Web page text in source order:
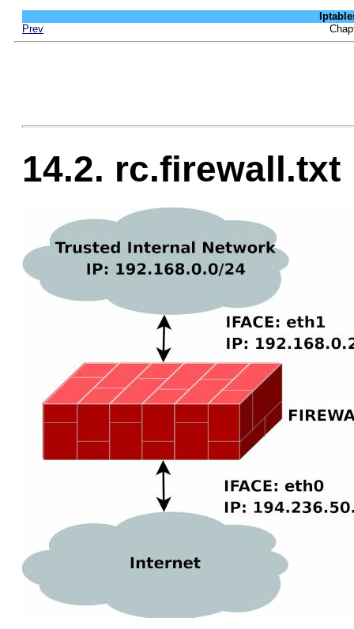
Prev
14.2. rc.firewall.txt